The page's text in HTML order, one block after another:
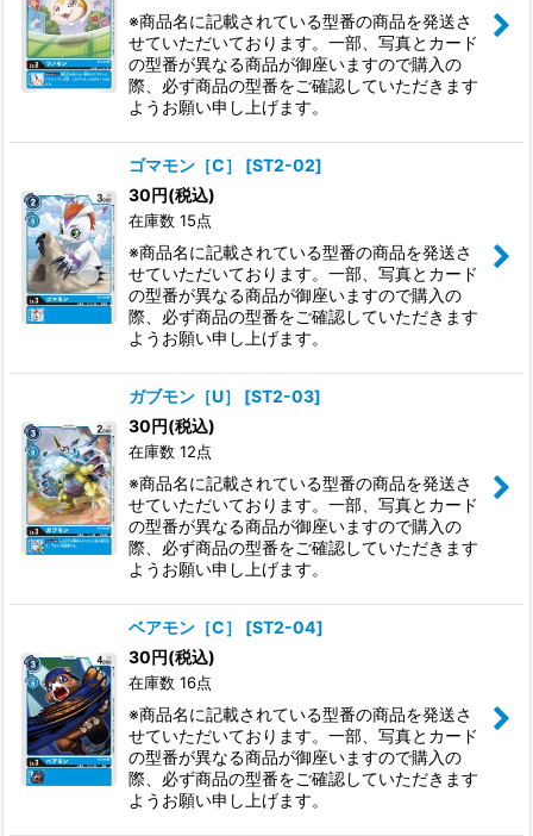
絞り込む
※商品名に記載されている型番の商品を発送さ
せていただいております。一部、写真とカード
の型番が異なる商品が御座いますので購入の
際、必ず商品の型番をご確認していただきます
ようお願い申し上げます。
ゴマモン［C］ [ST2-02]
30円(税込)
在庫数 15点
※商品名に記載されている型番の商品を発送さ
せていただいております。一部、写真とカード
の型番が異なる商品が御座いますので購入の
際、必ず商品の型番をご確認していただきます
ようお願い申し上げます。
ガブモン［U］ [ST2-03]
30円(税込)
在庫数 12点
※商品名に記載されている型番の商品を発送さ
せていただいております。一部、写真とカード
の型番が異なる商品が御座いますので購入の
際、必ず商品の型番をご確認していただきます
ようお願い申し上げます。
ベアモン［C］ [ST2-04]
30円(税込)
在庫数 16点
※商品名に記載されている型番の商品を発送さ
せていただいております。一部、写真とカード
の型番が異なる商品が御座いますので購入の
際、必ず商品の型番をご確認していただきます
ようお願い申し上げます。